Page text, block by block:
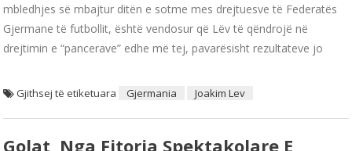
mbledhjes së mbajtur ditën e sotme mes drejtuesve të Federatës
Gjermane të futbollit, është vendosur që Lëv të qëndrojë në
drejtimin e “pancerave” edhe më tej, pavarësisht rezultateve jo
Gjithsej të etiketuara Gjermania Joakim Lev
Golat Nga Fitorja Spektakolare E